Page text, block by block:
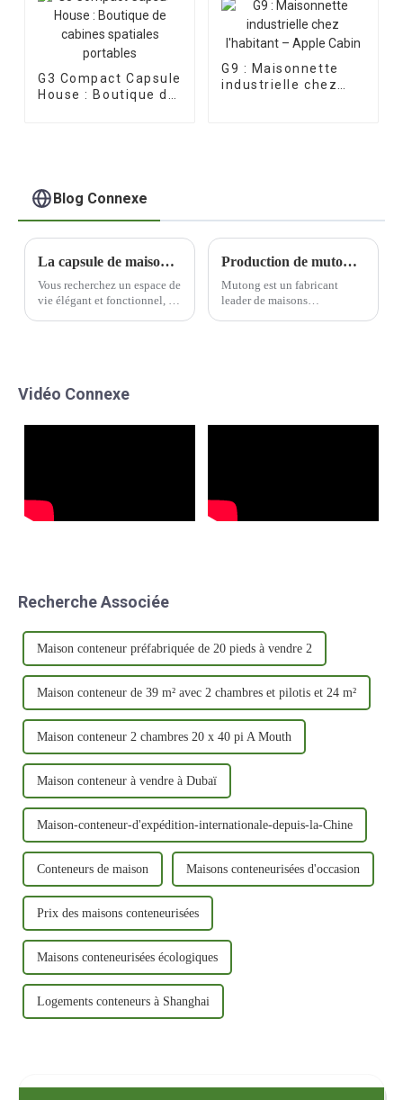
G3 Compact Capsule
House : Boutique de
G9 : Maisonnette
industrielle chez
Blog Connexe
La capsule de maison préfabriquée portable ultime : une vie élégante et pratique
Vous recherchez un espace de
vie élégant et fonctionnel, à
parfaitement confort et
Production de mutong pour maisons préfabriquées - la qualité est toujours la première chose pour nous !
Mutong est un fabricant
leader de maisons
Vidéo Connexe
Recherche Associée
Maison conteneur préfabriquée de 20 pieds à vendre 2
Maison conteneur de 39 m² avec 2 chambres et pilotis et 24 m²
Maison conteneur 2 chambres 20 x 40 pi A Mouth
Maison conteneur à vendre à Dubaï
Maison-conteneur-d'expédition-internationale-depuis-la-Chine
Conteneurs de maison Maisons conteneurisées d'occasion
Prix ​​des maisons conteneurisées
Maisons conteneurisées écologiques
Logements conteneurs à Shanghai